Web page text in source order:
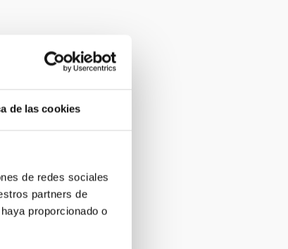
de las cookies
de redes sociales
partners de
proporcionado o